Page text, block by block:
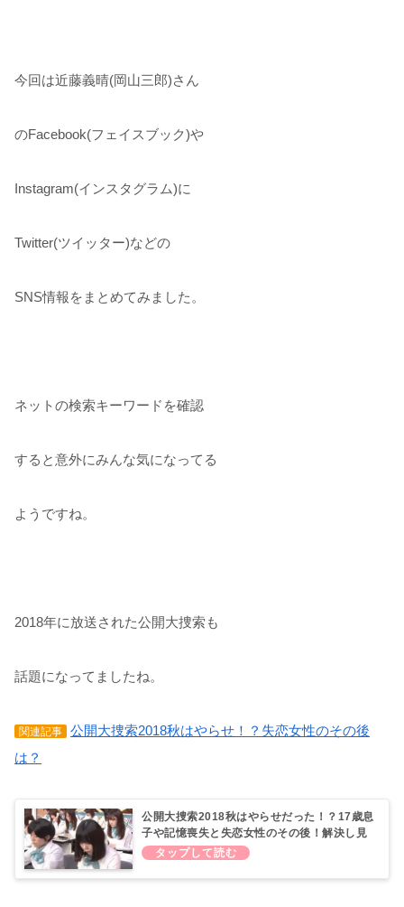
今回は近藤義晴(岡山三郎)さん
のFacebook(フェイスブック)や
Instagram(インスタグラム)に
Twitter(ツイッター)などの
SNS情報をまとめてみました。
ネットの検索キーワードを確認
すると意外にみんな気になってる
ようですね。
2018年に放送された公開大捜索も
話題になってましたね。
関連記事
公開大捜索2018秋はやらせ！？失恋女性のその後
は？
公開大捜索2018秋はやらせだった！？17歳息
子や記憶喪失と失恋女性のその後！解決し見
つかった人は？9月26日